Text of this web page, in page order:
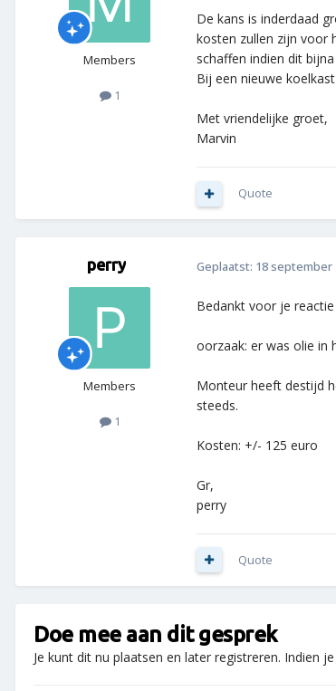
Members
1
De kans is inderdaad
kosten zullen zijn voor
schaffen indien dit
Bij een nieuwe
Met vriendelijke groet,
Marvin
Quote
perry
Members
1
Geplaatst: 18 september
Bedankt voor je
oorzaak: er was olie in
Monteur heeft destijd
steeds.
Kosten: +/- 125 euro
Gr,
perry
Quote
Doe mee aan dit gesprek
Je kunt dit nu plaatsen en later registreren. Indien